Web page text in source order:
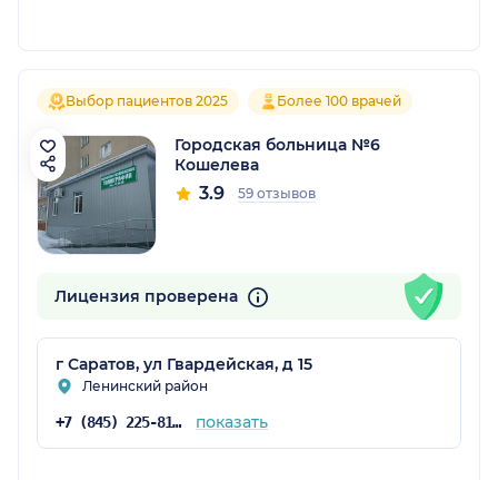
Выбор пациентов 2025 Более 100 врачей
Городская больница №6
Кошелева
3.9 59 отзывов
Лицензия проверена
г Саратов, ул Гвардейская, д 15
Ленинский район
+7 (845) 225-81-99 показать